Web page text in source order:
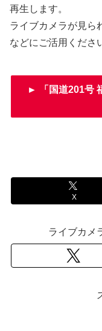
再生します。
ライブカメラが見ら
などにご活用くださ
► 「国道201号
X
ライブカメ